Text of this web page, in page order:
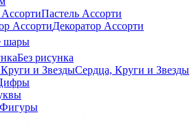
Пастель Ассорти
Декоратор Ассорти
шары
Без рисунка
Сердца, Круги и Звезды
Фигуры